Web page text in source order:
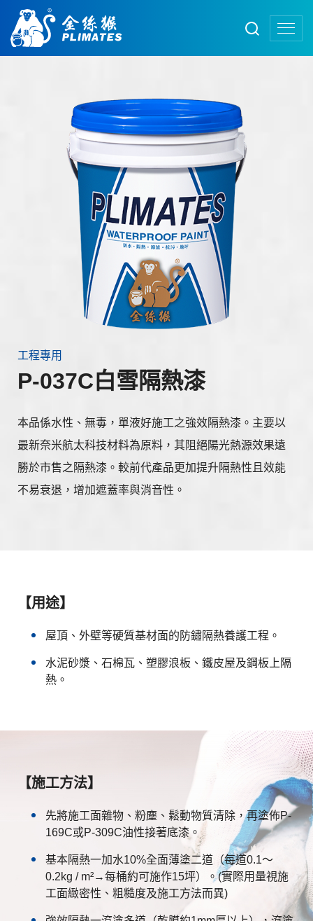
工程專用
P-037C白雪隔熱漆
本品係水性、無毒，單液好施工之強效隔熱漆。主要以
最新奈米航太科技材料為原料，其阻絕陽光熱源效果遠
勝於市售之隔熱漆。較前代產品更加提升隔熱性且效能
不易衰退，增加遮蓋率與消音性。
【用途】
屋頂、外壁等硬質基材面的防鏽隔熱養護工程。
水泥砂漿、石棉瓦、塑膠浪板、鐵皮屋及鋼板上隔
熱。
【施工方法】
先將施工面雜物、粉塵、鬆動物質清除，再塗佈P-
169C或P-309C油性接著底漆。
基本隔熱一加水10%全面薄塗二道（每道0.1～
0.2kg / m²→每桶約可施作15坪）。(實際用量視施
工面緻密性、粗糙度及施工方法而異)